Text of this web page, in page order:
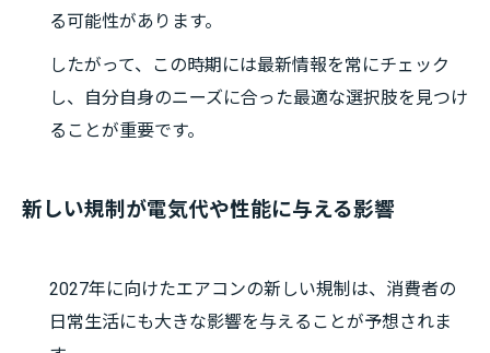
る可能性があります。
したがって、この時期には最新情報を常にチェック
し、自分自身のニーズに合った最適な選択肢を見つけ
ることが重要です。
新しい規制が電気代や性能に与える影響
2027年に向けたエアコンの新しい規制は、消費者の
日常生活にも大きな影響を与えることが予想されま